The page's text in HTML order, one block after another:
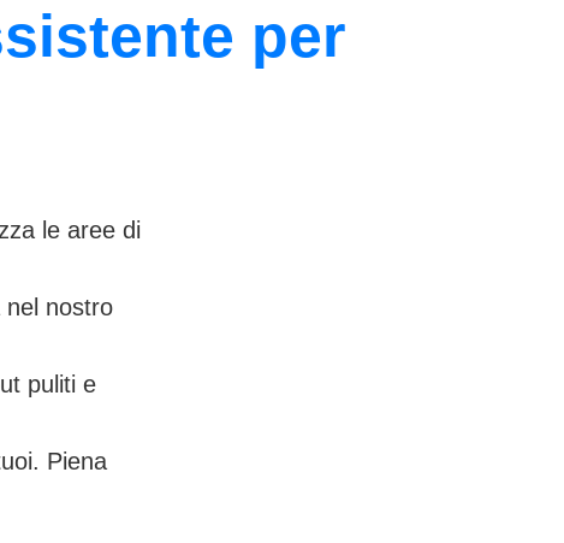
per
le aree di
nel nostro
puliti e
Piena